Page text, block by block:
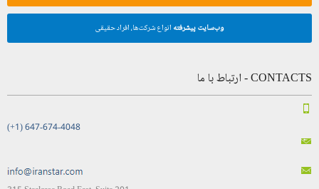
وب‌سایت پیشرفته انواع شرکت‌ها، افراد حقیقی
CONTACTS - ارتباط با ما
(+1) 647-674-4048